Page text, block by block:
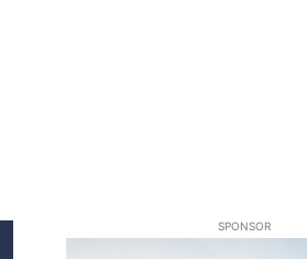
SPONSOR